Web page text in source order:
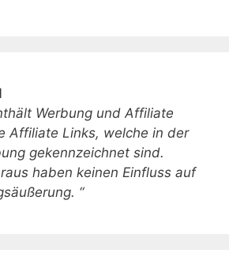
Werbung und Affiliate
Affiliate Links, welche in der
gekennzeichnet sind.
haben keinen Einfluss auf
“